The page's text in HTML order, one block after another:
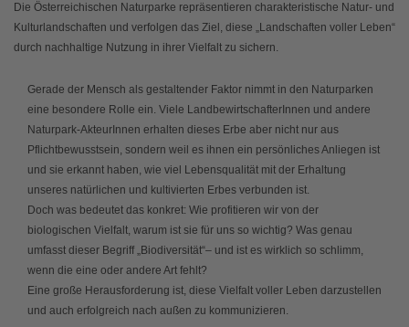
Die Österreichischen Naturparke repräsentieren charakteristische Natur- und
Kulturlandschaften und verfolgen das Ziel, diese „Landschaften voller Leben“
durch nachhaltige Nutzung in ihrer Vielfalt zu sichern.
Gerade der Mensch als gestaltender Faktor nimmt in den Naturparken
eine besondere Rolle ein. Viele LandbewirtschafterInnen und andere
Naturpark-AkteurInnen erhalten dieses Erbe aber nicht nur aus
Pflichtbewusstsein, sondern weil es ihnen ein persönliches Anliegen ist
und sie erkannt haben, wie viel Lebensqualität mit der Erhaltung
unseres natürlichen und kultivierten Erbes verbunden ist.
Doch was bedeutet das konkret: Wie profitieren wir von der
biologischen Vielfalt, warum ist sie für uns so wichtig? Was genau
umfasst dieser Begriff „Biodiversität“– und ist es wirklich so schlimm,
wenn die eine oder andere Art fehlt?
Eine große Herausforderung ist, diese Vielfalt voller Leben darzustellen
und auch erfolgreich nach außen zu kommunizieren.